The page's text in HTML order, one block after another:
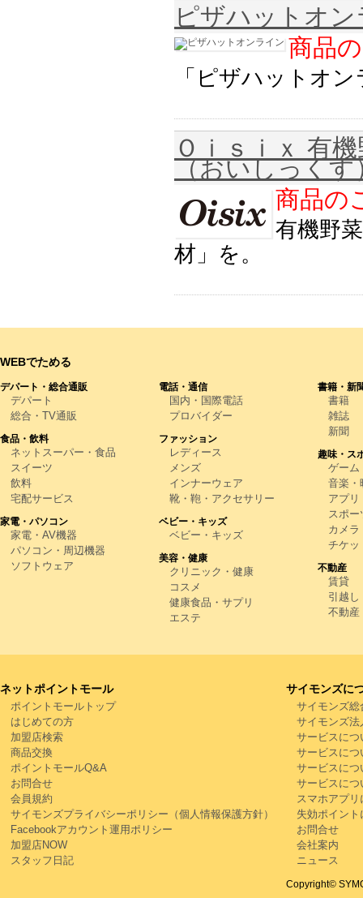
ピザハットオ
商品
「ピザハットオ
Ｏｉｓｉｘ 有
（おいしっくす
商品の
有機野
材」を。
WEBでためる
デパート・総合通販
デパート
総合・TV通販
食品・飲料
ネットスーパー・食品
スイーツ
飲料
宅配サービス
家電・パソコン
家電・AV機器
パソコン・周辺機器
ソフトウェア
電話・通信
国内・国際電話
プロバイダー
ファッション
レディース
メンズ
インナーウェア
靴・鞄・アクセサリー
ベビー・キッズ
ベビー・キッズ
美容・健康
クリニック・健康
コスメ
健康食品・サプリ
エステ
書籍・新
書籍
雑誌
新聞
趣味・ス
ゲーム
音楽・
アプリ
スポー
カメラ
チケッ
不動産
賃貸
引越し
不動産
ネットポイントモール
ポイントモールトップ
はじめての方
加盟店検索
商品交換
ポイントモールQ&A
お問合せ
会員規約
サイモンズプライバシーポリシー（個人情報保護方針）
Facebookアカウント運用ポリシー
加盟店NOW
スタッフ日記
サイモンズに
サイモンズ総
サイモンズ法
サービスにつ
サービスにつ
サービスにつ
サービスにつ
スマホアプリ
失効ポイント
お問合せ
会社案内
ニュース
Copyright©